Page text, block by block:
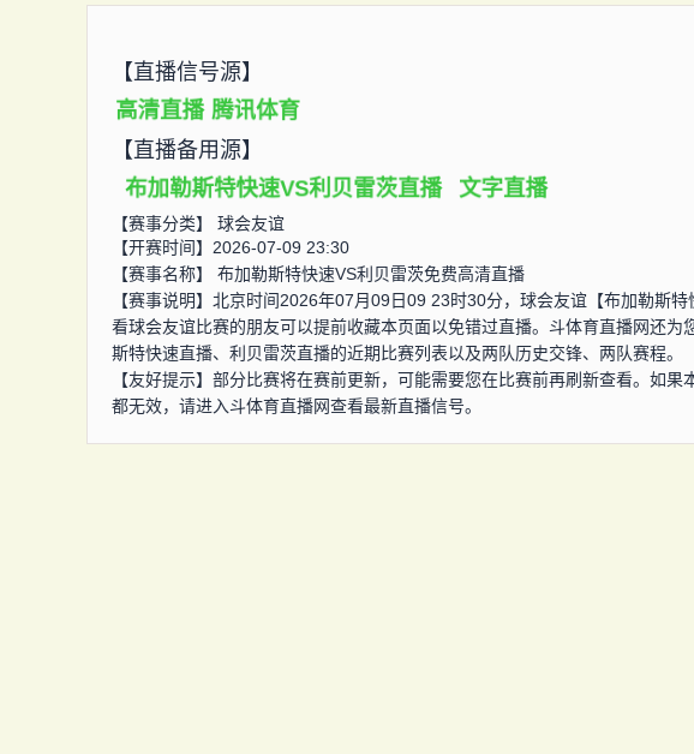
【直播信号源】
高清直播 腾讯体育
【直播备用源】
布加勒斯特快速VS利贝雷茨直播 文字直播
【赛事分类】 球会友谊
【开赛时间】2026-07-09 23:30
【赛事名称】 布加勒斯特快速VS利贝雷茨免费高清直播
【赛事说明】北京时间2026年07月09日09 23时30分，球会友谊【布加勒斯
看球会友谊比赛的朋友可以提前收藏本页面以免错过直播。斗体育直播网还为
斯特快速直播、利贝雷茨直播的近期比赛列表以及两队历史交锋、两队赛程。
【友好提示】部分比赛将在赛前更新，可能需要您在比赛前再刷新查看。如
都无效，请进入斗体育直播网查看最新直播信号。